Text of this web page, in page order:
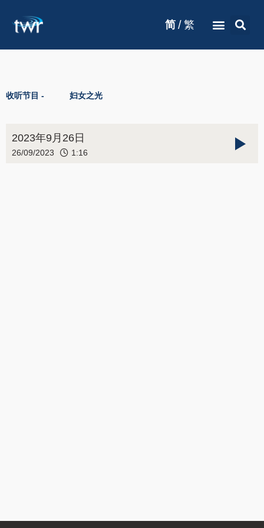
简 / 繁
收听节目 - 妇女之光
2023年9月26日
26/09/2023 1:16